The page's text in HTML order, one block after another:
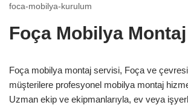
foca-mobilya-kurulum
Foça Mobilya
Foça mobilya montaj servisi, Foça ve
müşterilere profesyonel mobilya montaj
Uzman ekip ve ekipmanlarıyla, ev veya